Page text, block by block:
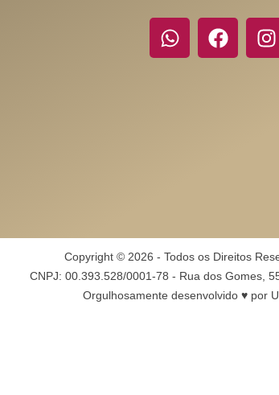
Copyright © 2026 - Todos os Direitos
CNPJ: 00.393.528/0001-78 - Rua dos Gomes,
Orgulhosamente desenvolvido ♥ por